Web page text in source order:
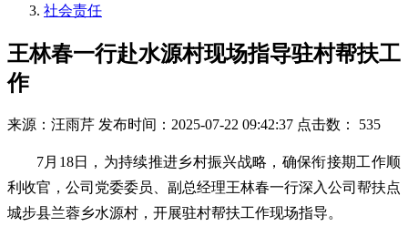
社会责任
王林春一行赴水源村现场指导驻村帮扶工
作
来源：汪雨芹 发布时间：2025-07-22 09:42:37 点击数： 535
7月18日，为持续推进乡村振兴战略，确保衔接期工作顺
利收官，公司党委委员、副总经理王林春一行深入公司帮扶点
城步县兰蓉乡水源村，开展驻村帮扶工作现场指导。